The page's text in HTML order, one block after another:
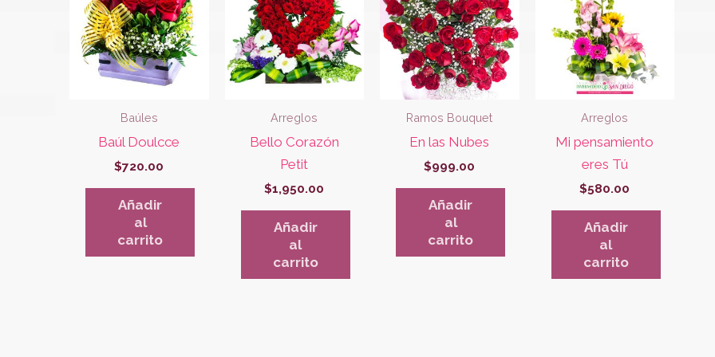
Baúles
Baúl Doulcce
$720.00
Añadir
al
carrito
Arreglos
Bello Corazón
Petit
$1,950.00
Añadir
al
carrito
Ramos Bouquet
En las Nubes
$999.00
Añadir
al
carrito
Arreglos
Mi pensamiento
eres Tú
$580.00
Añadir
al
carrito